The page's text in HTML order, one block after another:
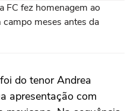
FC fez homenagem ao
meses antes da
do tenor Andrea
apresentação com